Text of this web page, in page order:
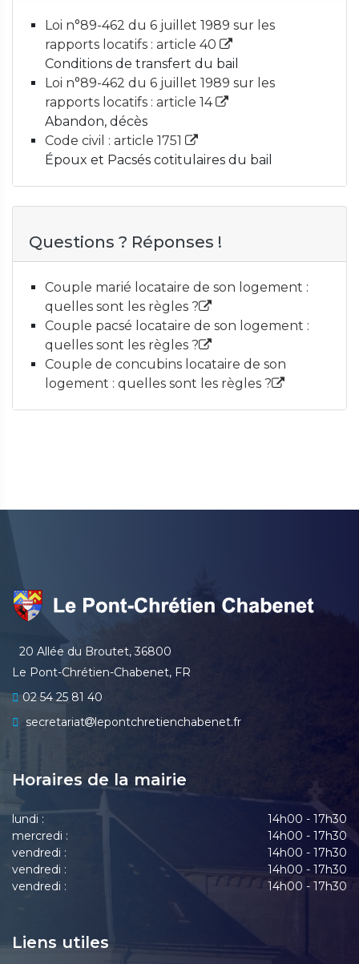
Loi n°89-462 du 6 juillet 1989 sur les
rapports locatifs : article 40
Conditions de transfert du bail
Loi n°89-462 du 6 juillet 1989 sur les
rapports locatifs : article 14
Abandon, décès
Code civil : article 1751
Époux et Pacsés cotitulaires du bail
Questions ? Réponses !
Couple marié locataire de son logement :
quelles sont les règles ?
Couple pacsé locataire de son logement :
quelles sont les règles ?
Couple de concubins locataire de son
logement : quelles sont les règles ?
20 Allée du Broutet, 36800
Le Pont-Chrétien-Chabenet, FR
02 54 25 81 40
secretariat
lepontchretienchabenet.fr
Horaires de la mairie
lundi :
14h00 - 17h30
mercredi :
14h00 - 17h30
vendredi :
14h00 - 17h30
vendredi :
14h00 - 17h30
vendredi :
14h00 - 17h30
Liens utiles